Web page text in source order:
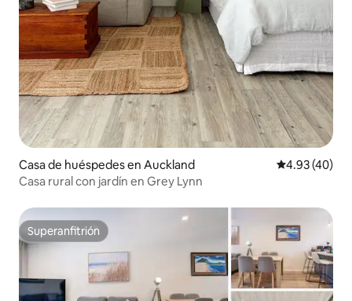
Casa de huéspedes en Auckland Calificación
4.93 (40)
Casa rural con jardín en Grey Lynn
Superanfitrión
Superanfitrión